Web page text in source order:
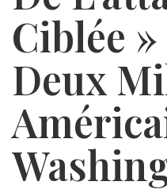
Ciblée
Deux